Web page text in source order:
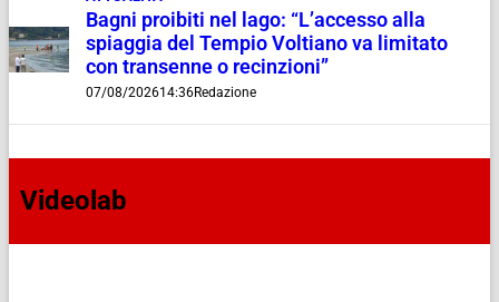
Bagni proibiti nel lago: “L’accesso alla
spiaggia del Tempio Voltiano va limitato
con transenne o recinzioni”
07/08/202614:36Redazione
Videolab